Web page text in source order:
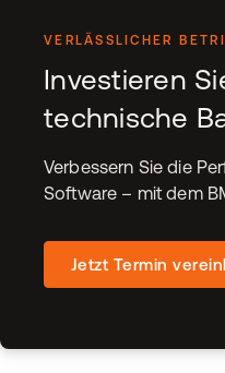
VERLÄSSLICHER
Investieren
technische
Verbessern Sie die
Software – mit dem
Jetzt Termin